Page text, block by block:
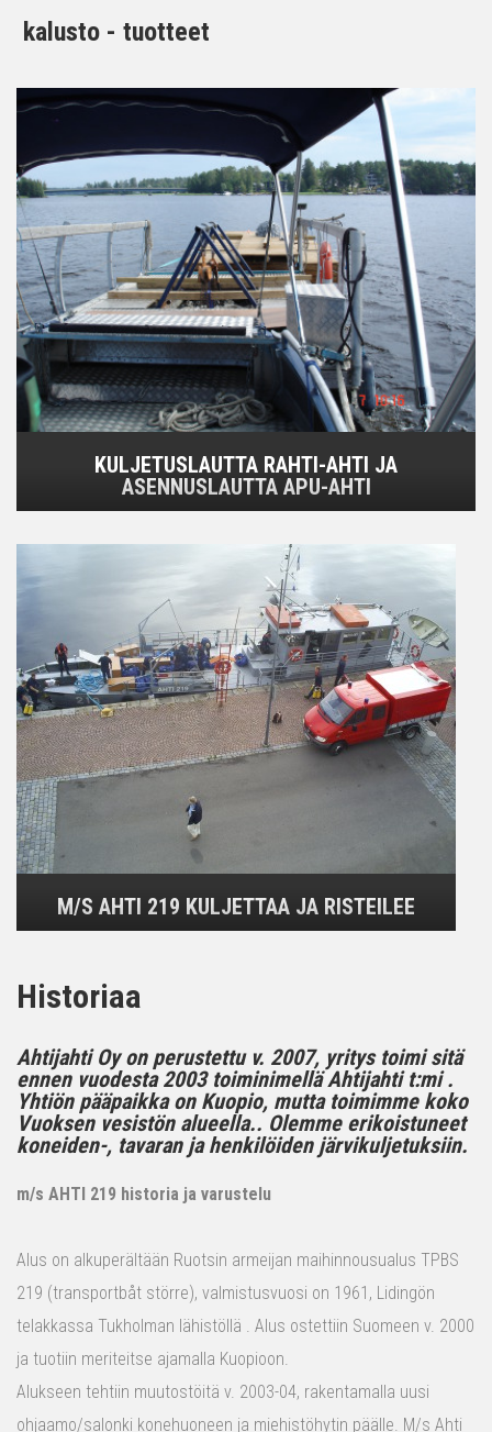
kalusto - tuotteet
KULJETUSLAUTTA RAHTI-AHTI JA
ASENNUSLAUTTA APU-AHTI
M/S AHTI 219 KULJETTAA JA RISTEILEE
Historiaa
Ahtijahti Oy on perustettu v. 2007, yritys toimi sitä
ennen vuodesta 2003 toiminimellä Ahtijahti t:mi .
Yhtiön pääpaikka on Kuopio, mutta toimimme koko
Vuoksen vesistön alueella.. Olemme erikoistuneet
koneiden-, tavaran ja henkilöiden järvikuljetuksiin.
m/s AHTI 219 historia ja varustelu
Alus on alkuperältään Ruotsin armeijan maihinnousualus TPBS
219 (transportbåt större), valmistusvuosi on 1961, Lidingön
telakkassa Tukholman lähistöllä . Alus ostettiin Suomeen v. 2000
ja tuotiin meriteitse ajamalla Kuopioon.
Alukseen tehtiin muutostöitä v. 2003-04, rakentamalla uusi
ohjaamo/salonki konehuoneen ja miehistöhytin päälle. M/s Ahti